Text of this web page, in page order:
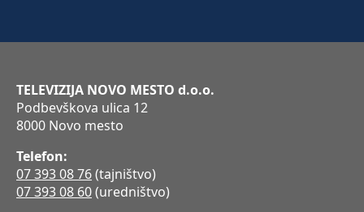
TELEVIZIJA NOVO MESTO d.o.o.
Podbevškova ulica 12
8000 Novo mesto
Telefon:
07 393 08 76(tajništvo)
07 393 08 60(uredništvo)